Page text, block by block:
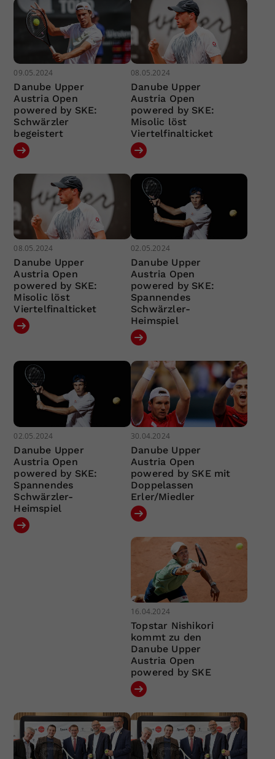
09.05.2024
Danube Upper
Austria Open
powered by SKE:
Schwärzler
begeistert
08.05.2024
Danube Upper
Austria Open
powered by SKE:
Misolic löst
Viertelfinalticket
08.05.2024
Danube Upper
Austria Open
powered by SKE:
Misolic löst
Viertelfinalticket
02.05.2024
Danube Upper
Austria Open
powered by SKE:
Spannendes
Schwärzler-
Heimspiel
02.05.2024
Danube Upper
Austria Open
powered by SKE:
Spannendes
Schwärzler-
Heimspiel
30.04.2024
Danube Upper
Austria Open
powered by SKE mit
Doppelassen
Erler/Miedler
16.04.2024
Topstar Nishikori
kommt zu den
Danube Upper
Austria Open
powered by SKE